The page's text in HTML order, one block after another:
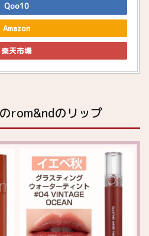
Qoo10
Amazon
楽天市場
rom&ndのリップ